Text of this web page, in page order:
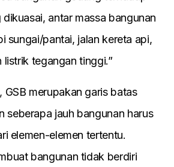
antar massa bangunan
sungai/pantai, jalan kereta api,
listrik tegangan tinggi.”
GSB merupakan garis batas
seberapa jauh bangunan harus
elemen-elemen tertentu.
bangunan tidak berdiri